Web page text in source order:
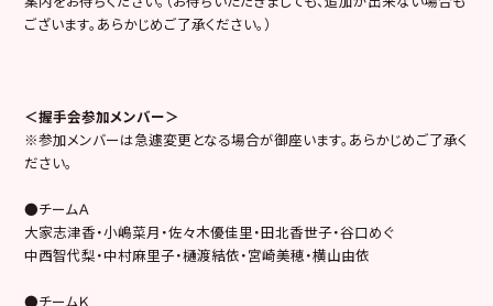
ございます。あらかじめご了承ください。）
＜握手会参加メンバー＞
※参加メンバーは急遽変更となる場合が御座います。あらかじめご了承く
ださい。
●チームＡ
大家志津香・小嶋菜月・佐々木優佳里・田北香世子・谷口めぐ
中西智代梨・中村麻里子・樋渡結依・宮崎美穂・横山由依
●チームＫ